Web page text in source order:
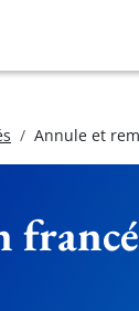
Annule et